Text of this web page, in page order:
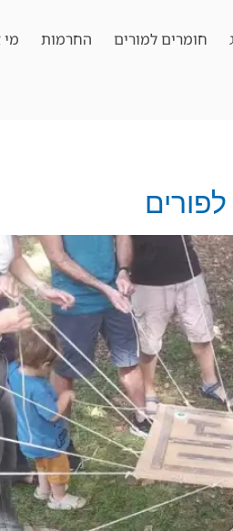
חומרים למורים החרמות מי